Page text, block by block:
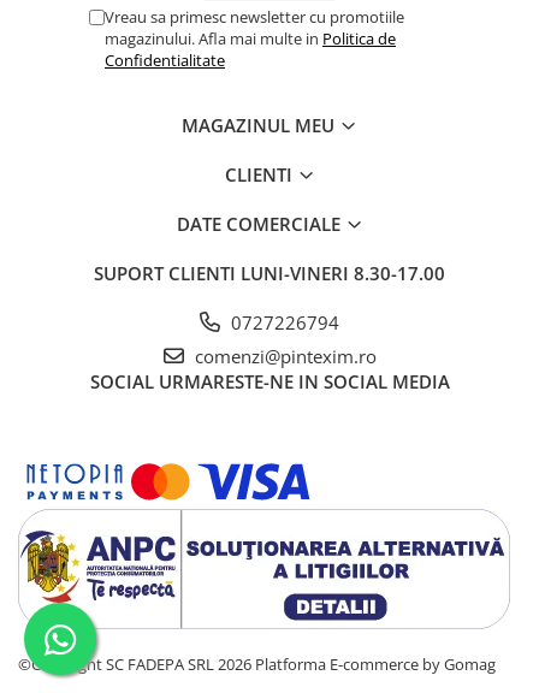
Produse curatenie
Instrumente de scris
Cerneala si rezerva pentru stilou
Markere evidentiatoare text
Markere flipchart
Markere vopsea / creta lichida
Markere speciale pentru desen
Markere textile
Pixuri si rezerve
Stilouri
Vreau sa primesc newsletter cu promotiile
magazinului. Afla mai multe in Politica de
Confidentialitate
MAGAZINUL MEU
CLIENTI
DATE COMERCIALE
SUPORT CLIENTI LUNI-VINERI 8.30-17.00
0727226794
comenzi@pintexim.ro
SOCIAL URMARESTE-NE IN SOCIAL MEDIA
©Copyright SC FADEPA SRL 2026 Platforma E-commerce by Gomag